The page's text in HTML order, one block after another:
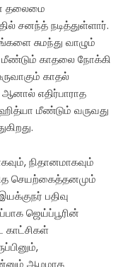
தலைமை
சனந்த் நடித்துள்ளார்.
சுமந்து வாழும்
காதலை நோக்கி
காதல்
எதிர்பாராத
மீண்டும் வருவது
நிதானமாகவும்
செயற்கைத்தனமும்
பதிவு
ஜெய்ப்பூரின்
காட்சிகள்
ஆழமாக